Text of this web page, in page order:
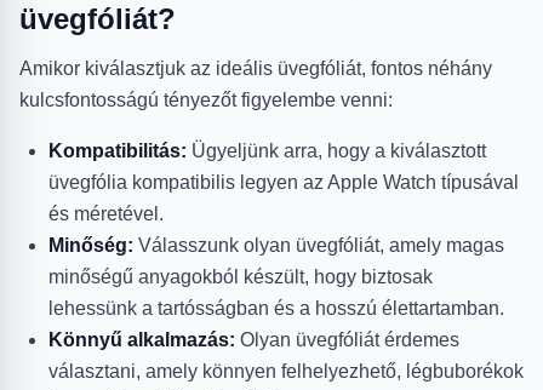
üvegfóliát?
Amikor kiválasztjuk az ideális üvegfóliát, fontos néhány
kulcsfontosságú tényezőt figyelembe venni:
Kompatibilitás: Ügyeljünk arra, hogy a kiválasztott
üvegfólia kompatibilis legyen az Apple Watch típusával
és méretével.
Minőség: Válasszunk olyan üvegfóliát, amely magas
minőségű anyagokból készült, hogy biztosak
lehessünk a tartósságban és a hosszú élettartamban.
Könnyű alkalmazás: Olyan üvegfóliát érdemes
választani, amely könnyen felhelyezhető, légbuborékok